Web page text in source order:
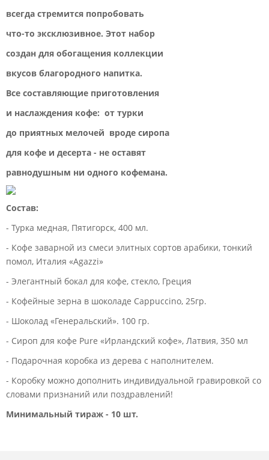
всегда стремится попробовать
что-то эксклюзивное. Этот набор
создан для обогащения коллекции
вкусов благородного напитка.
Все составляющие приготовления
и наслаждения кофе: от турки
до приятных мелочей вроде сиропа
для кофе и десерта - не оставят
равнодушным ни одного кофемана.
Состав:
- Турка медная, Пятигорск, 400 мл.
- Кофе заварной из смеси элитных сортов арабики, тонкий
помол, Италия «Аgazzi»
- Элегантный бокал для кофе, стекло, Греция
- Кофейные зерна в шоколаде Cappuccino, 25гр.
- Шоколад «Генеральский». 100 гр.
- Сироп для кофе Pure «Ирландский кофе», Латвия, 350 мл
- Подарочная коробка из дерева с наполнителем.
- Коробку можно дополнить индивидуальной гравировкой со
словами признаний или поздравлений!
Минимальный тираж - 10 шт.